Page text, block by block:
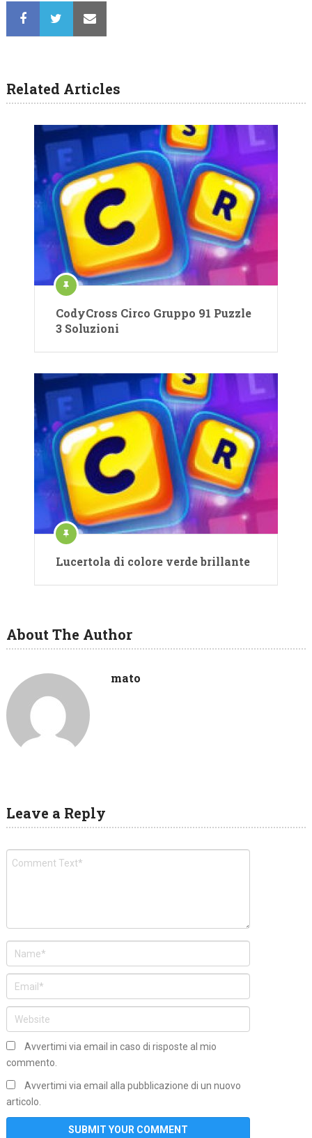
Related Articles
CodyCross Circo Gruppo 91 Puzzle
3 Soluzioni
Lucertola di colore verde brillante
About The Author
mato
Leave a Reply
Avvertimi via email in caso di risposte al mio
commento.
Avvertimi via email alla pubblicazione di un nuovo
articolo.